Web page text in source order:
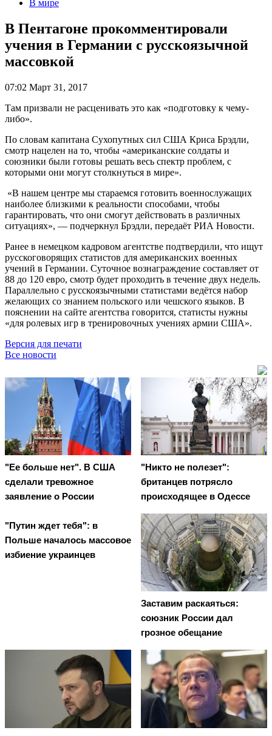
В мире
В Пентагоне прокомментировали
учения в Германии с русскоязычной
массовкой
07:02 Март 31, 2017
Там призвали не расценивать это как «подготовку к чему-
либо».
По словам капитана Сухопутных сил США Криса Брэдли,
смотр нацелен на то, чтобы «американские солдаты и
союзники были готовы решать весь спектр проблем, с
которыми они могут столкнуться в мире».
«В нашем центре мы стараемся готовить военнослужащих
наиболее близкими к реальности способами, чтобы
гарантировать, что они смогут действовать в различных
ситуациях», — подчеркнул Брэдли, передаёт РИА Новости.
Ранее в немецком кадровом агентстве подтвердили, что ищут
русскоговорящих статистов для американских военных
учений в Германии. Суточное вознаграждение составляет от
88 до 120 евро, смотр будет проходить в течение двух недель.
Параллельно с русскоязычными статистами ведётся набор
желающих со знанием польского или чешского языков. В
пояснении на сайте агентства говорится, статисты нужны
«для ролевых игр в тренировочных учениях армии США».
Версия для печати
Все новости
"Ее больше нет". В США
сделали тревожное
заявление о России
"Никто не полезет":
британцев потрясло
происходящее в Одессе
"Путин ждет тебя": в
Польше началось массовое
избиение украинцев
Заставим раскаяться:
союзник России дал
грозное обещание